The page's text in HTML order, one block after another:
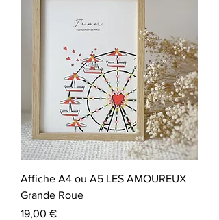
Affiche A4 ou A5 LES AMOUREUX
Grande Roue
Prix
19,00 €